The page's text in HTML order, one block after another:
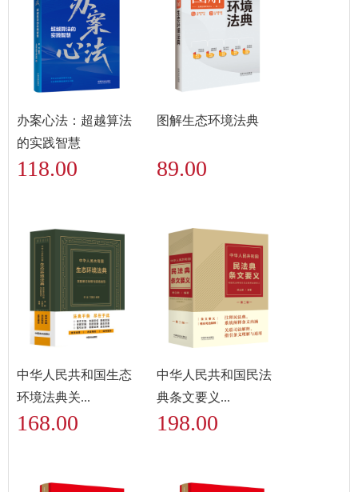
办案心法：超越算法
的实践智慧
118.00
图解生态环境法典
89.00
中华人民共和国生态
环境法典关...
168.00
中华人民共和国民法
典条文要义...
198.00